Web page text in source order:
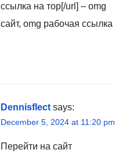
ссылка на тор[/url] – omg
сайт, omg рабочая ссылка
Dennisflect says:
December 5, 2024 at 11:20 pm
Перейти на сайт